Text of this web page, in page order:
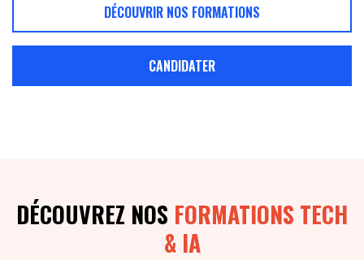
DÉCOUVRIR NOS FORMATIONS
CANDIDATER
DÉCOUVREZ NOS FORMATIONS TECH
& IA